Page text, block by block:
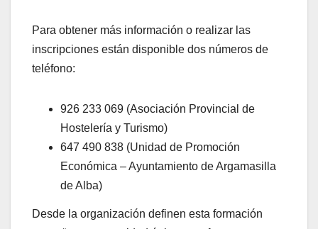
Para obtener más información o realizar las
inscripciones están disponible dos números de
teléfono:
926 233 069 (Asociación Provincial de
Hostelería y Turismo)
647 490 838 (Unidad de Promoción
Económica – Ayuntamiento de Argamasilla
de Alba)
Desde la organización definen esta formación